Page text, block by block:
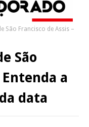
São Francisco de Assis –
São
Entenda a
data